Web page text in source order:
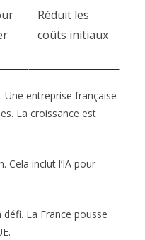
Réduit les
coûts initiaux
entreprise française
La croissance est
Cela inclut l’IA pour
La France pousse